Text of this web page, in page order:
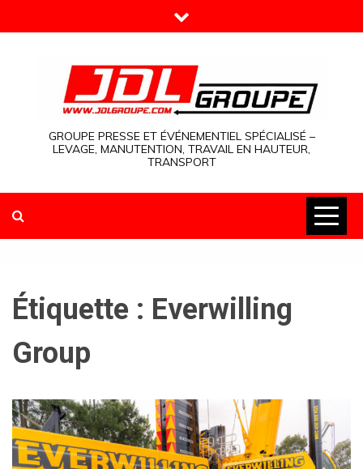
to
GROUPE PRESSE ET ÉVÉNEMENTIEL SPÉCIALISÉ –
LEVAGE, MANUTENTION, TRAVAIL EN HAUTEUR,
TRANSPORT
Étiquette : Everwilling
Group